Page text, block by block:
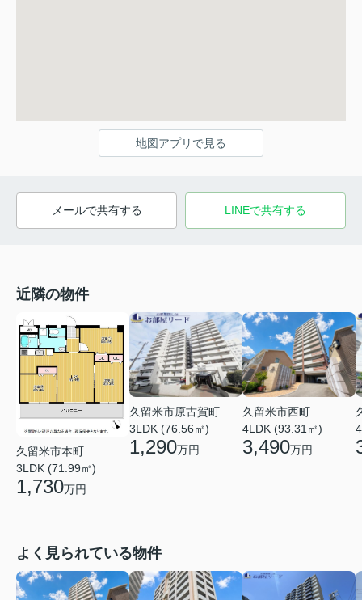
地図アプリで見る
メールで共有する LINEで共有する
近隣の物件
久留米市本町
3LDK (71.99㎡)
1,730万円
久留米市原古賀町
3LDK (76.56㎡)
1,290万円
久留米市西町
4LDK (93.31㎡)
3,490万円
よく見られている物件